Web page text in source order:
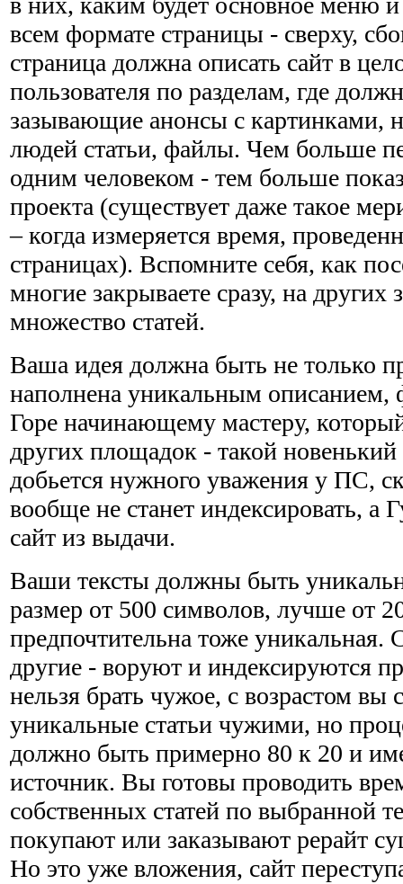
всем формате страницы - сверху,
страница должна описать сайт в
пользователя по разделам, где
зазывающие анонсы с картинками,
людей статьи, файлы. Чем больше
одним человеком - тем больше
проекта (существует даже такое
– когда измеряется время,
страницах). Вспомните себя, как
многие закрываете сразу, на других
множество статей.
Ваша идея должна быть не только
наполнена уникальным описанием,
Горе начинающему мастеру,
других площадок - такой новенький
добьется нужного уважения у ПС,
вообще не станет индексировать, а
сайт из выдачи.
Ваши тексты должны быть
размер от 500 символов, лучше от
предпочтительна тоже уникальная.
другие - воруют и индексируются
нельзя брать чужое, с возрастом вы
уникальные статьи чужими, но
должно быть примерно 80 к 20 и
источник. Вы готовы проводить
собственных статей по выбранной
покупают или заказывают рерайт
Но это уже вложения, сайт